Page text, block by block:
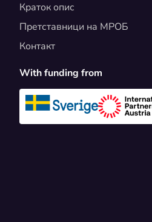
Краток опис
Претставници на МРОБ
Контакт
With funding from